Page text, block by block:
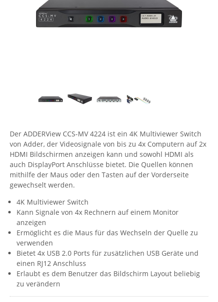
Energiemessung
Energieverteilung
IP, WLAN & GSM Sensorik
IoT - Internet of Things
IPC, Industrielle Netzwerktechnik & WLAN
IT Netzwerktechnik / Kommunikation
Comet System
CompleTech
Enginko - mcf88
Gefen
Gude
Guntermann & Drunck
High Sec Labs
HW group
Icron
IEC Lock
Ihse
Kerlink
Kramer Electronics
Der ADDERView CCS-MV 4224 ist ein 4K Multiviewer Switch
von Adder, der Videosignale von bis zu 4x Computern auf 2x
HDMI Bildschirmen anzeigen kann und sowohl HDMI als
auch DisplayPort Anschlüsse bietet. Die Quellen können
mithilfe der Maus oder den Tasten auf der Vorderseite
gewechselt werden.
4K Multiviewer Switch
Kann Signale von 4x Rechnern auf einem Monitor
anzeigen
Ermöglicht es die Maus für das Wechseln der Quelle zu
verwenden
Bietet 4x USB 2.0 Ports für zusätzlichen USB Geräte und
einen RJ12 Anschluss
Erlaubt es dem Benutzer das Bildschirm Layout beliebig
zu verändern